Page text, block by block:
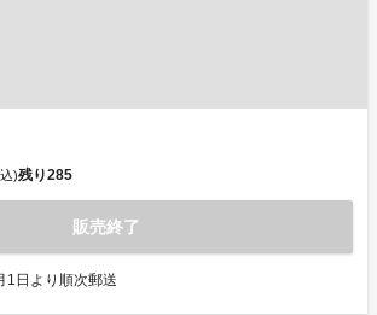
)残り285
販売終了
1日より順次郵送